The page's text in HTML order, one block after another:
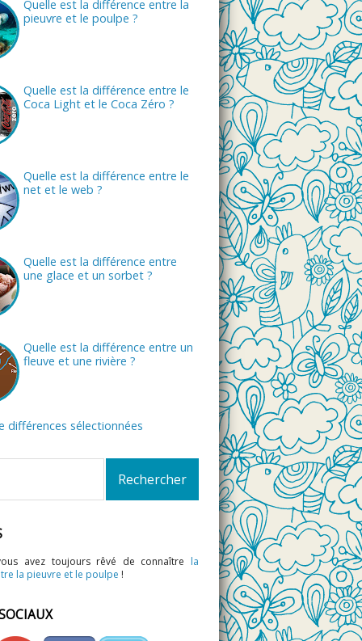
Quelle est la différence entre la
pieuvre et le poulpe ?
Quelle est la différence entre le
Coca Light et le Coca Zéro ?
Quelle est la différence entre le
net et le web ?
Quelle est la différence entre
une glace et un sorbet ?
Quelle est la différence entre un
fleuve et une rivière ?
différences sélectionnées
avez toujours rêvé de connaître la
la pieuvre et le poulpe !